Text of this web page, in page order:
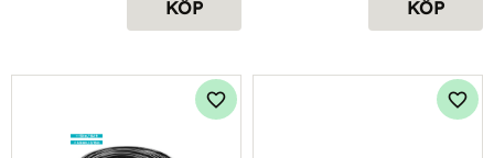
KÖP KÖP
Lägg till i favoriter